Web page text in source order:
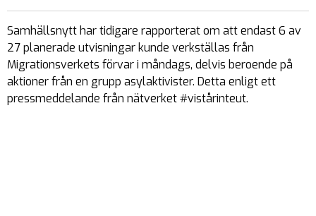
Samhällsnytt har tidigare rapporterat om att endast 6 av
27 planerade utvisningar kunde verkställas från
Migrationsverkets förvar i måndags, delvis beroende på
aktioner från en grupp asylaktivister. Detta enligt ett
pressmeddelande från nätverket #vistårinteut.